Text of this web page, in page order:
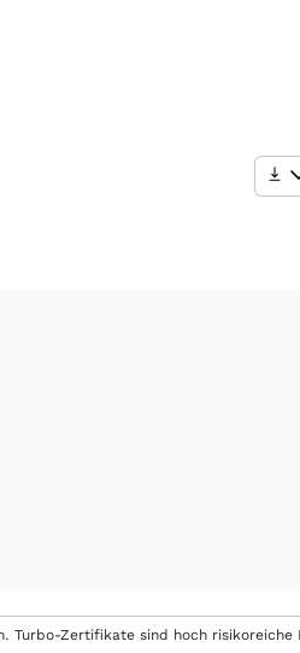
Zertifikate sind hoch